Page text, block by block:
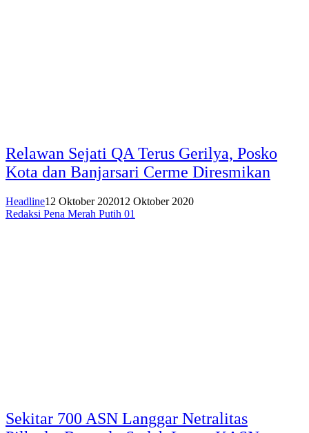
Relawan Sejati QA Terus Gerilya, Posko
Kota dan Banjarsari Cerme Diresmikan
Headline12 Oktober 202012 Oktober 2020
Redaksi Pena Merah Putih 01
Sekitar 700 ASN Langgar Netralitas